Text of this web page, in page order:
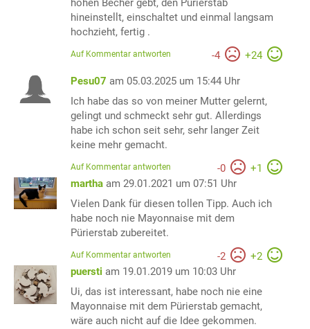
hohen Becher gebt, den Pürierstab
hineinstellt, einschaltet und einmal langsam
hochzieht, fertig .
-4 +24
Auf Kommentar antworten
Pesu07 am 05.03.2025 um 15:44 Uhr
Ich habe das so von meiner Mutter gelernt,
gelingt und schmeckt sehr gut. Allerdings
habe ich schon seit sehr, sehr langer Zeit
keine mehr gemacht.
-0 +1
Auf Kommentar antworten
martha am 29.01.2021 um 07:51 Uhr
Vielen Dank für diesen tollen Tipp. Auch ich
habe noch nie Mayonnaise mit dem
Pürierstab zubereitet.
-2 +2
Auf Kommentar antworten
puersti am 19.01.2019 um 10:03 Uhr
Ui, das ist interessant, habe noch nie eine
Mayonnaise mit dem Pürierstab gemacht,
wäre auch nicht auf die Idee gekommen.